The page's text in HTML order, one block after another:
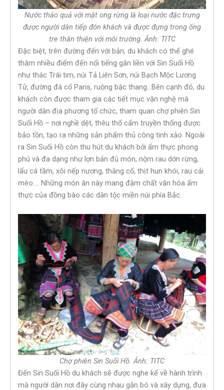
Nước thảo quả với mật ong rừng là loại nước đặc trưng
được người dân tiếp đón khách và được đựng trong ống
tre thân thiện với môi trường. Ảnh: TITC
Đặc biệt, trên đường đến với bản, du khách có thể ghé
thăm nhiều điểm đến nổi tiếng gắn liền với Sin Suối Hồ
như thác Trái tim, núi Tả Liên Sơn, núi Bạch Mộc Lương
Tử, đường đá cổ Paris, ruộng bậc thang…Bên cạnh đó, du
khách còn được tham gia các tiết mục văn nghệ mà
người dân địa phương tổ chức, tham quan chợ phiên Sin
Suối Hồ – nơi nghề dệt, thêu thổ cẩm truyền thống được
bảo tồn, tạo ra những sản phẩm thủ công tinh xảo. Ngoài
ra Sin Suối Hồ còn thu hút du khách bởi ẩm thực phong
phú và đa dạng như lợn bản đủ món, nộm rau dớn rừng,
lẩu cá tầm, xôi nếp nương, thắng cố, thịt hun khói, rau cải
mèo…. Những món ăn này mang đậm chất văn hóa ẩm
thực của đồng bào các dân tộc miền núi phía Bắc.
Chợ phiên Sin Suối Hồ. Ảnh: TITC
Đến Sin Suối Hồ du khách sẽ được nghe kể về hành trình
mà người dân nơi đây cùng nhau gắn bó và xây dựng, đưa